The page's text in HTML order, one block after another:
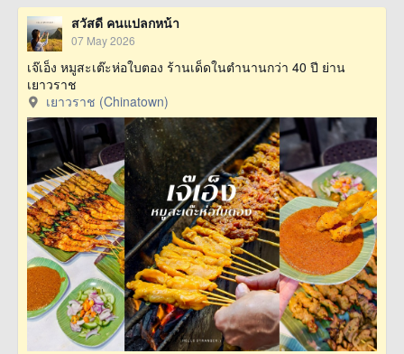
สวัสดี คนแปลกหน้า
07 May 2026
เจ๊เอ็ง หมูสะเต๊ะห่อใบตอง ร้านเด็ดในตำนานกว่า 40 ปี ย่าน
เยาวราช
เยาวราช (Chinatown)